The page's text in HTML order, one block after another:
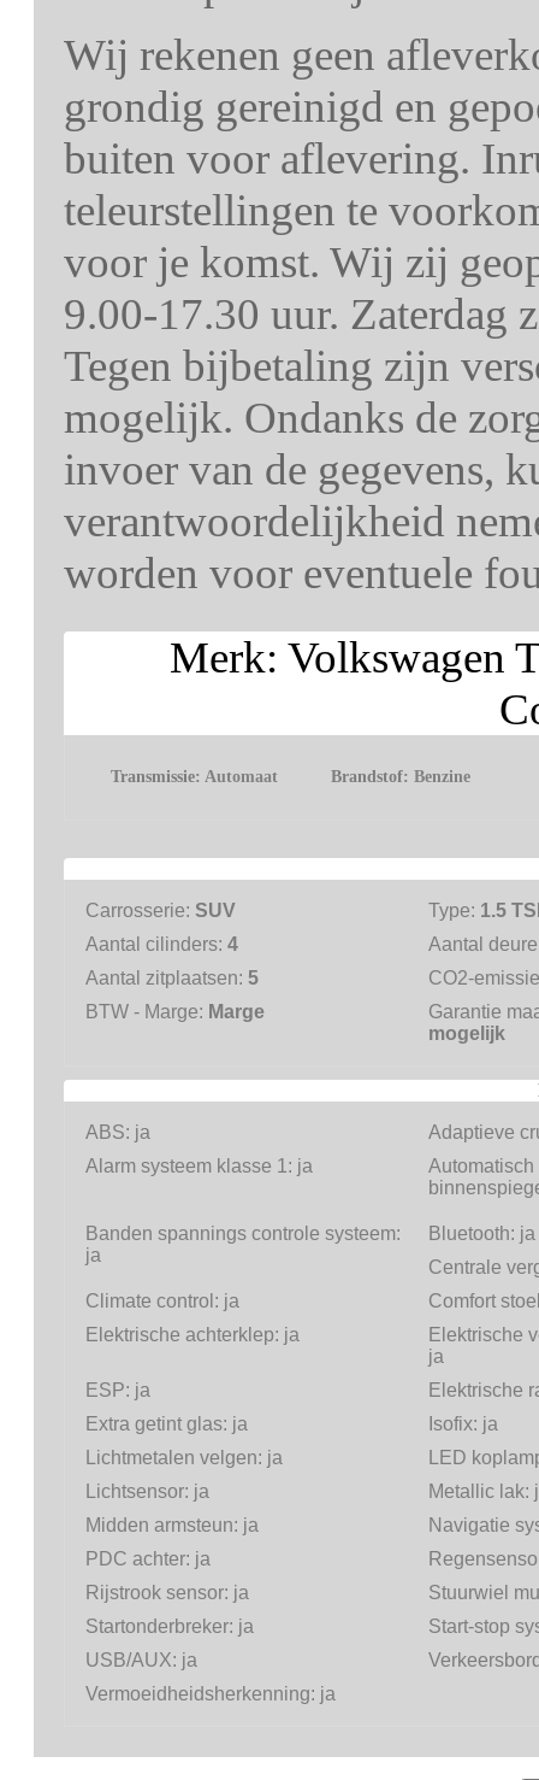
Wij rekenen geen
grondig gereinigd en
buiten voor aflevering.
teleurstellingen te
voor je komst. Wij zij
9.00-17.30 uur. Zaterdag
Tegen bijbetaling zijn
mogelijk. Ondanks de
invoer van de gegevens,
verantwoordelijkheid
worden voor eventuele
Merk: Volkswagen
Transmissie:Automaat Brandstof:Benzine
Carrosserie: SUV Type: 1.5
Aantal cilinders: 4
Aantal
Aantal zitplaatsen: 5
CO2-
BTW - Marge: Marge
Garantie
mogelijk
ABS: ja
Adaptieve
Alarm systeem klasse 1: ja
Banden spannings controle systeem:
ja
Bluetooth: ja
Centrale
Climate control: ja
Comfort
Elektrische achterklep: ja
Elektrische
ja
ESP: ja
Elektrische
Extra getint glas: ja Isofix: ja
Lichtmetalen velgen: ja
LED
Lichtsensor: ja Metallic lak:
Midden armsteun: ja
Navigatie
PDC achter: ja
Rijstrook sensor: ja
Stuurwiel
Startonderbreker: ja
Start-stop
USB/AUX: ja
Vermoeidheidsherkenning: ja